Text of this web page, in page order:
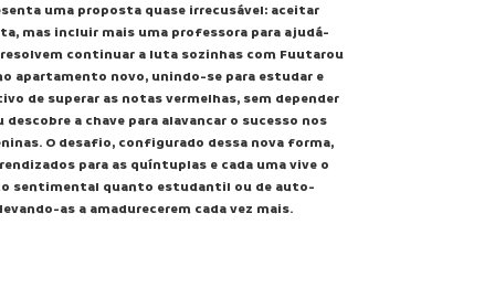
uma proposta quase irrecusável: aceitar
mas incluir mais uma professora para ajudá-
resolvem continuar a luta sozinhas com Fuutarou
apartamento novo, unindo-se para estudar e
de superar as notas vermelhas, sem depender
descobre a chave para alavancar o sucesso nos
O desafio, configurado dessa nova forma,
para as quíntuplas e cada uma vive o
sentimental quanto estudantil ou de auto-
as a amadurecerem cada vez mais.